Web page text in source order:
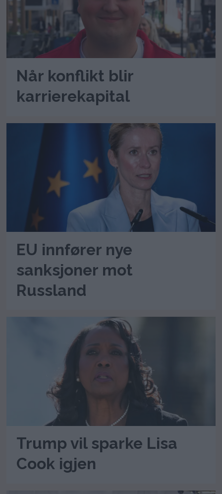
Når konflikt blir
karrierekapital
EU innfører nye
sanksjoner mot
Russland
Trump vil sparke Lisa
Cook igjen